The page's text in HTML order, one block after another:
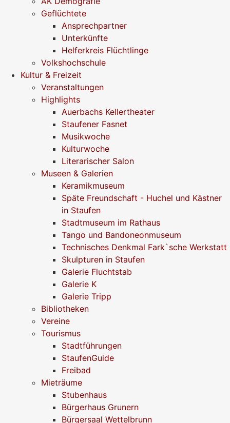
Geflüchtete
Ansprechpartner
Unterkünfte
Helferkreis Flüchtlinge
Volkshochschule
Kultur & Freizeit
Veranstaltungen
Highlights
Auerbachs Kellertheater
Staufener Fasnet
Musikwoche
Kulturwoche
Literarischer Salon
Museen & Galerien
Keramikmuseum
Späte Freundschaft - Huchel und Kästner
in Staufen
Stadtmuseum im Rathaus
Tango und Bandoneonmuseum
Technisches Denkmal Fark`sche Werkstatt
Skulpturen in Staufen
Galerie Fluchtstab
Galerie K
Galerie Tripp
Bibliotheken
Vereine
Tourismus
Stadtführungen
StaufenGuide
Freibad
Mieträume
Stubenhaus
Bürgerhaus Grunern
Bürgersaal Wettelbrunn